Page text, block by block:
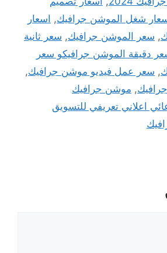
شغل الموشن جرافيك, اسعار
, سعر الموشن جرافيك, سعر ثانية
دقيقة الموشن جرافيكو سعر
, سعر عمل فيديو موشن جرافيك,
, موشن جرافيك
اعلاني تعريفي للتسويق